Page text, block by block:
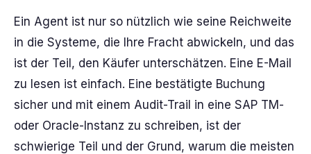
Ein Agent ist nur so nützlich wie seine Reichweite
in die Systeme, die Ihre Fracht abwickeln, und das
ist der Teil, den Käufer unterschätzen. Eine E-Mail
zu lesen ist einfach. Eine bestätigte Buchung
sicher und mit einem Audit-Trail in eine SAP TM-
oder Oracle-Instanz zu schreiben, ist der
schwierige Teil und der Grund, warum die meisten